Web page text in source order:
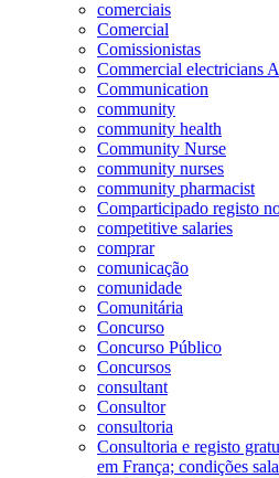
comerciais
Comercial
Comissionistas
Commercial electricians
Communication
community
community health
Community Nurse
community nurses
community pharmacist
Comparticipado registo
competitive salaries
comprar
comunicação
comunidade
Comunitária
Concurso
Concurso Público
Concursos
consultant
Consultor
consultoria
Consultoria e registo
em França; condições